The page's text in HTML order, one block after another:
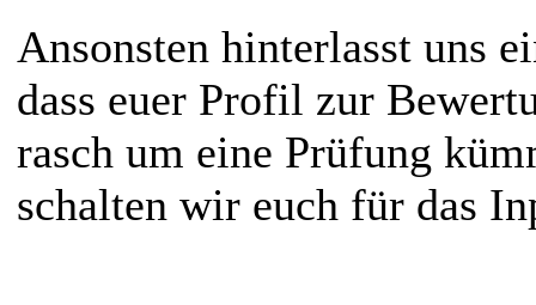
Ansonsten hinterlasst uns
dass euer Profil zur
rasch um eine Prüfung
schalten wir euch für das